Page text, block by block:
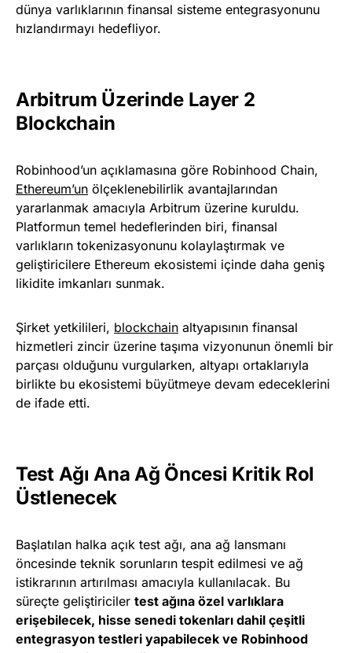
dünya varlıklarının finansal sisteme entegrasyonunu
hızlandırmayı hedefliyor.
Arbitrum Üzerinde Layer 2
Blockchain
Robinhood’un açıklamasına göre Robinhood Chain,
Ethereum’un ölçeklenebilirlik avantajlarından
yararlanmak amacıyla Arbitrum üzerine kuruldu.
Platformun temel hedeflerinden biri, finansal
varlıkların tokenizasyonunu kolaylaştırmak ve
geliştiricilere Ethereum ekosistemi içinde daha geniş
likidite imkanları sunmak.
Şirket yetkilileri, blockchain altyapısının finansal
hizmetleri zincir üzerine taşıma vizyonunun önemli bir
parçası olduğunu vurgularken, altyapı ortaklarıyla
birlikte bu ekosistemi büyütmeye devam edeceklerini
de ifade etti.
Test Ağı Ana Ağ Öncesi Kritik Rol
Üstlenecek
Başlatılan halka açık test ağı, ana ağ lansmanı
öncesinde teknik sorunların tespit edilmesi ve ağ
istikrarının artırılması amacıyla kullanılacak. Bu
süreçte geliştiriciler test ağına özel varlıklara
erişebilecek, hisse senedi tokenları dahil çeşitli
entegrasyon testleri yapabilecek ve Robinhood